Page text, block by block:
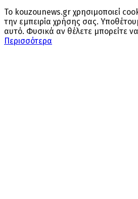
Το kouzounews.gr χρησιμοποιεί
την εμπειρία χρήσης σας.
αυτό. Φυσικά αν θέλετε μπορείτε
Περισσότερα